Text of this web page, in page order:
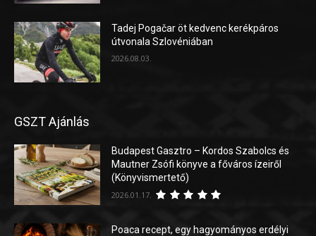
Tadej Pogačar öt kedvenc kerékpáros
útvonala Szlovéniában
2026.08.03.
GSZT Ajánlás
Budapest Gasztro – Kordos Szabolcs és
Mautner Zsófi könyve a főváros ízeiről
(Könyvismertető)
2026.01.17.
Poaca recept, egy hagyományos erdélyi